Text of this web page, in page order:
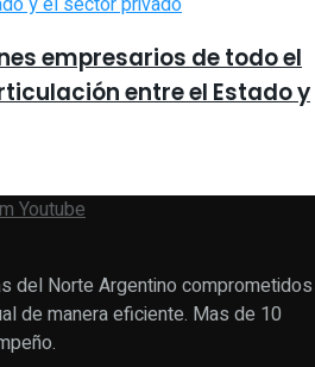
empresarios de todo el
entre el Estado y
Youtube
del Norte Argentino comprometidos
de manera eficiente. Mas de 10